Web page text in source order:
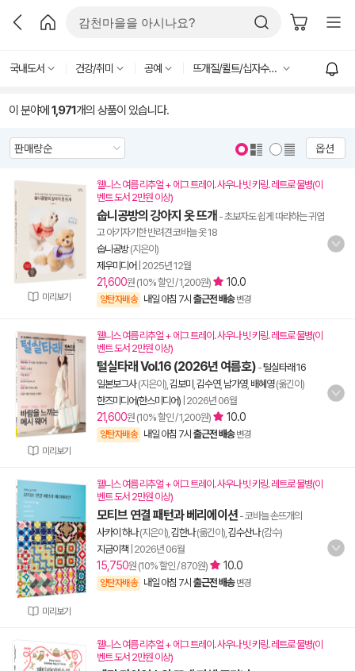
국내도서 건강/취미 공예 뜨개질/퀼트/십자수/바느질
이 분야에 1,971개의 상품이 있습니다.
옵션
미리보기
웰니스 여름 리추얼 + 에그 트레이. 사우나 빗 키링. 레트로 물병(이
벤트 도서 2만원 이상)
숩니공방의 강아지 옷 뜨개 - 초보자도 쉽게 따라하는 귀엽
고 아기자기한 반려견 코바늘 옷 18
숩니공방(지은이)
제우미디어 2025년 12월
21,600원 (10% 할인 / 1,200원) 10.0
양탄자배송 내일 아침 7시 출근전 배송 변경
미리보기
웰니스 여름 리추얼 + 에그 트레이. 사우나 빗 키링. 레트로 물병(이
벤트 도서 2만원 이상)
털실타래 Vol.16 (2026년 여름호) -털실타래 16
일본보그사(지은이), 김보미 김수연, 남가영, 배혜영(옮긴이)
한즈미디어(한스미디어) 2026년 06월
21,600원 (10% 할인 / 1,200원) 10.0
양탄자배송 내일 아침 7시 출근전 배송 변경
미리보기
웰니스 여름 리추얼 + 에그 트레이. 사우나 빗 키링. 레트로 물병(이
벤트 도서 2만원 이상)
모티브 연결 패턴과 베리에이션 - 코바늘 손뜨개의
사카이 하나(지은이), 김한나(옮긴이), 김수산나(감수)
지금이책 2026년 06월
15,750원 (10% 할인 / 870원) 10.0
양탄자배송 내일 아침 7시 출근전 배송 변경
웰니스 여름 리추얼 + 에그 트레이. 사우나 빗 키링. 레트로 물병(이
벤트 도서 2만원 이상)